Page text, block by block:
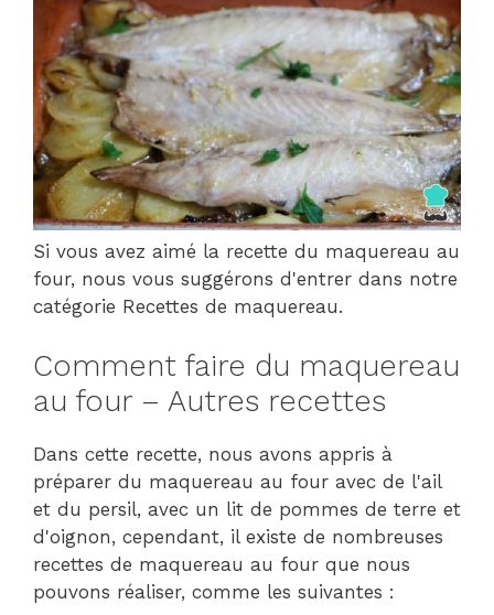
Si vous avez aimé la recette du maquereau au
four, nous vous suggérons d'entrer dans notre
catégorie Recettes de maquereau.
Comment faire du maquereau
au four – Autres recettes
Dans cette recette, nous avons appris à
préparer du maquereau au four avec de l'ail
et du persil, avec un lit de pommes de terre et
d'oignon, cependant, il existe de nombreuses
recettes de maquereau au four que nous
pouvons réaliser, comme les suivantes :